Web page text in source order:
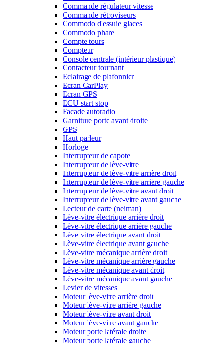
Commande régulateur vitesse
Commande rétroviseurs
Commodo d'essuie glaces
Commodo phare
Compte tours
Compteur
Console centrale (intérieur plastique)
Contacteur tournant
Eclairage de plafonnier
Ecran CarPlay
Ecran GPS
ECU start stop
Facade autoradio
Garniture porte avant droite
GPS
Haut parleur
Horloge
Interrupteur de capote
Interrupteur de lève-vitre
Interrupteur de lève-vitre arrière droit
Interrupteur de lève-vitre arrière gauche
Interrupteur de lève-vitre avant droit
Interrupteur de lève-vitre avant gauche
Lecteur de carte (neiman)
Lève-vitre électrique arrière droit
Lève-vitre électrique arrière gauche
Lève-vitre électrique avant droit
Lève-vitre électrique avant gauche
Lève-vitre mécanique arrière droit
Lève-vitre mécanique arrière gauche
Lève-vitre mécanique avant droit
Lève-vitre mécanique avant gauche
Levier de vitesses
Moteur lève-vitre arrière droit
Moteur lève-vitre arrière gauche
Moteur lève-vitre avant droit
Moteur lève-vitre avant gauche
Moteur porte latérale droite
Moteur porte latérale gauche